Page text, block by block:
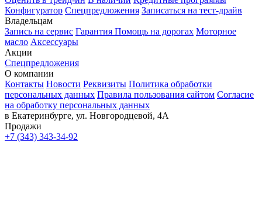
Конфигуратор Спецпредложения Записаться на тест-драйв
Владельцам
Запись на сервис Гарантия Помощь на дорогах Моторное
масло Аксессуары
Акции
Спецпредложения
О компании
Контакты Новости Реквизиты Политика обработки
персональных данных Правила пользования сайтом Согласие
на обработку персональных данных
в Екатеринбурге, ул. Новгородцевой, 4А
Продажи
+7 (343) 343-34-92